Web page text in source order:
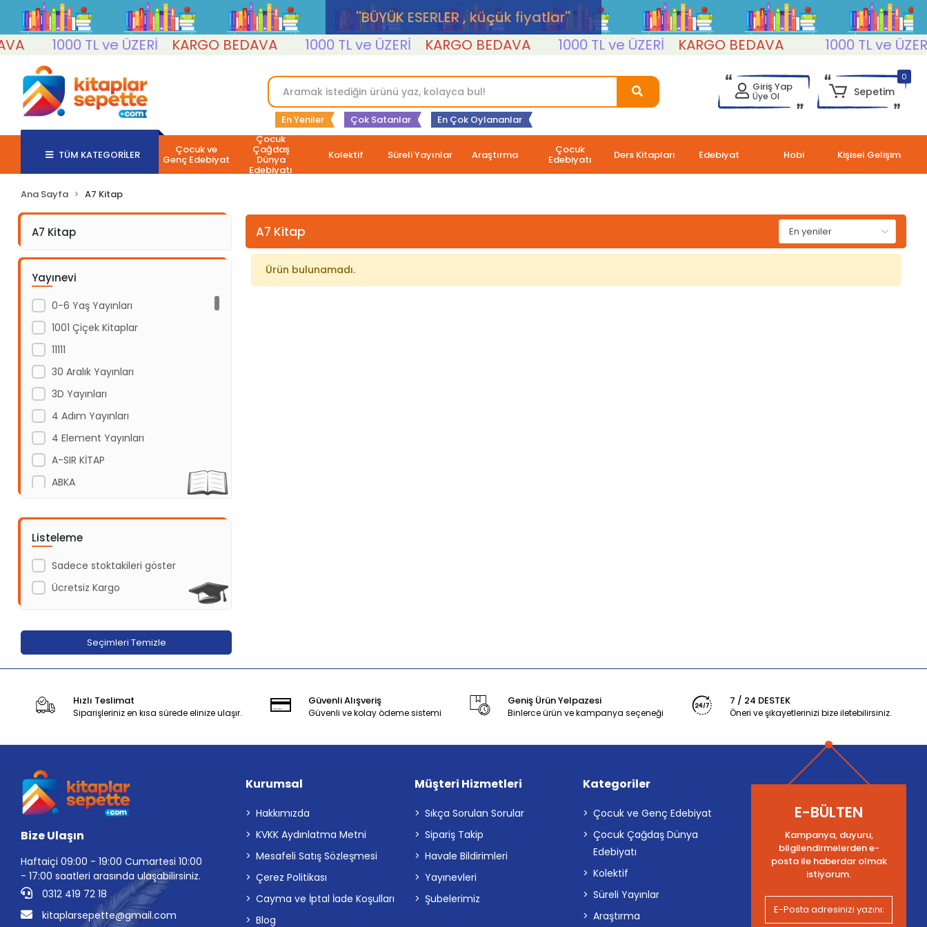
''BÜYÜK ESERLER , küçük fiyatlar''
1000 TL ve ÜZERİ KARGO BEDAVA 1000 TL ve ÜZERİ KARGO BEDAVA 1000 TL ve ÜZERİ KARGO BEDAVA 1000 TL ve ÜZERİ
En Yeniler Çok Satanlar En Çok Oylananlar
Giriş Yap
Üye Ol
0
Sepetim
TÜM KATEGORİLER Çocuk ve
Genç Edebiyat
Çocuk
Çağdaş
Dünya
Edebiyatı
Kolektif Süreli Yayınlar Araştırma Çocuk
Edebiyatı Ders Kitapları Edebiyat Hobi Kişisel Gelişim
Ana Sayfa A7 Kitap
A7 Kitap
Yayınevi
0-6 Yaş Yayınları
1001 Çiçek Kitaplar
11111
30 Aralık Yayınları
3D Yayınları
4 Adım Yayınları
4 Element Yayınları
A-SIR KİTAP
ABKA
Acil Yayınları
Açı Yayınları
ADAKÜLTÜR
Adeda Yayınları
Aden Yayıncılık
Agapi Yayınları
Aile Yayınları
AKABE HEDİYELİK
Akademi Çocuk
Akademi Çocuk - Funny Mat
Akademi Denizi Yayınları
Akaşa Yayınları
Akçağ Yayınları
Akil Yayınevi
Listeleme
Sadece stoktakileri göster
Ücretsiz Kargo
Seçimleri Temizle
A7 Kitap
Ürün bulunamadı.
Hızlı Teslimat
Siparişleriniz en kısa sürede elinize ulaşır.
Güvenli Alışveriş
Güvenli ve kolay ödeme sistemi
Geniş Ürün Yelpazesi
Binlerce ürün ve kampanya seçeneği
7 / 24 DESTEK
Öneri ve şikayetlerinizi bize iletebilirsiniz.
Bize Ulaşın
Haftaiçi 09:00 - 19:00 Cumartesi 10:00
- 17:00 saatleri arasında ulaşabilirsiniz.
0312 419 72 18
kitaplarsepette@gmail.com
Kurumsal
Hakkımızda
KVKK Aydınlatma Metni
Mesafeli Satış Sözleşmesi
Çerez Politikası
Cayma ve İptal İade Koşulları
Blog
Müşteri Hizmetleri
Sıkça Sorulan Sorular
Sipariş Takip
Havale Bildirimleri
Yayınevleri
Şubelerimiz
Kategoriler
Çocuk ve Genç Edebiyat
Çocuk Çağdaş Dünya
Edebiyatı
Kolektif
Süreli Yayınlar
Araştırma
E-BÜLTEN
Kampanya, duyuru,
bilgilendirmelerden e-
posta ile haberdar olmak
istiyorum.